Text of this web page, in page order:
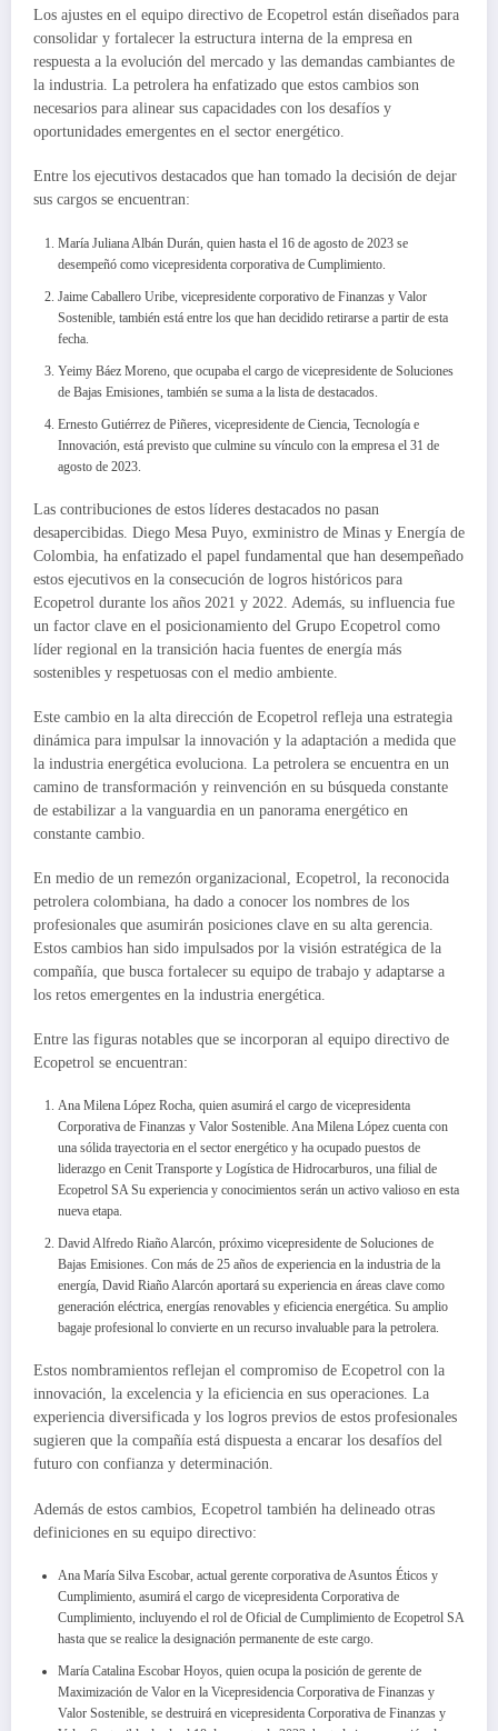
Los ajustes en el equipo directivo de Ecopetrol están diseñados para
consolidar y fortalecer la estructura interna de la empresa en
respuesta a la evolución del mercado y las demandas cambiantes de
la industria. La petrolera ha enfatizado que estos cambios son
necesarios para alinear sus capacidades con los desafíos y
oportunidades emergentes en el sector energético.
Entre los ejecutivos destacados que han tomado la decisión de dejar
sus cargos se encuentran:
María Juliana Albán Durán, quien hasta el 16 de agosto de 2023 se
desempeñó como vicepresidenta corporativa de Cumplimiento.
Jaime Caballero Uribe, vicepresidente corporativo de Finanzas y Valor
Sostenible, también está entre los que han decidido retirarse a partir de esta
fecha.
Yeimy Báez Moreno, que ocupaba el cargo de vicepresidente de Soluciones
de Bajas Emisiones, también se suma a la lista de destacados.
Ernesto Gutiérrez de Piñeres, vicepresidente de Ciencia, Tecnología e
Innovación, está previsto que culmine su vínculo con la empresa el 31 de
agosto de 2023.
Las contribuciones de estos líderes destacados no pasan
desapercibidas. Diego Mesa Puyo, exministro de Minas y Energía de
Colombia, ha enfatizado el papel fundamental que han desempeñado
estos ejecutivos en la consecución de logros históricos para
Ecopetrol durante los años 2021 y 2022. Además, su influencia fue
un factor clave en el posicionamiento del Grupo Ecopetrol como
líder regional en la transición hacia fuentes de energía más
sostenibles y respetuosas con el medio ambiente.
Este cambio en la alta dirección de Ecopetrol refleja una estrategia
dinámica para impulsar la innovación y la adaptación a medida que
la industria energética evoluciona. La petrolera se encuentra en un
camino de transformación y reinvención en su búsqueda constante
de estabilizar a la vanguardia en un panorama energético en
constante cambio.
En medio de un remezón organizacional, Ecopetrol, la reconocida
petrolera colombiana, ha dado a conocer los nombres de los
profesionales que asumirán posiciones clave en su alta gerencia.
Estos cambios han sido impulsados ​​por la visión estratégica de la
compañía, que busca fortalecer su equipo de trabajo y adaptarse a
los retos emergentes en la industria energética.
Entre las figuras notables que se incorporan al equipo directivo de
Ecopetrol se encuentran:
Ana Milena López Rocha, quien asumirá el cargo de vicepresidenta
Corporativa de Finanzas y Valor Sostenible. Ana Milena López cuenta con
una sólida trayectoria en el sector energético y ha ocupado puestos de
liderazgo en Cenit Transporte y Logística de Hidrocarburos, una filial de
Ecopetrol SA Su experiencia y conocimientos serán un activo valioso en esta
nueva etapa.
David Alfredo Riaño Alarcón, próximo vicepresidente de Soluciones de
Bajas Emisiones. Con más de 25 años de experiencia en la industria de la
energía, David Riaño Alarcón aportará su experiencia en áreas clave como
generación eléctrica, energías renovables y eficiencia energética. Su amplio
bagaje profesional lo convierte en un recurso invaluable para la petrolera.
Estos nombramientos reflejan el compromiso de Ecopetrol con la
innovación, la excelencia y la eficiencia en sus operaciones. La
experiencia diversificada y los logros previos de estos profesionales
sugieren que la compañía está dispuesta a encarar los desafíos del
futuro con confianza y determinación.
Además de estos cambios, Ecopetrol también ha delineado otras
definiciones en su equipo directivo:
Ana María Silva Escobar, actual gerente corporativa de Asuntos Éticos y
Cumplimiento, asumirá el cargo de vicepresidenta Corporativa de
Cumplimiento, incluyendo el rol de Oficial de Cumplimiento de Ecopetrol SA
hasta que se realice la designación permanente de este cargo.
María Catalina Escobar Hoyos, quien ocupa la posición de gerente de
Maximización de Valor en la Vicepresidencia Corporativa de Finanzas y
Valor Sostenible, se destruirá en vicepresidenta Corporativa de Finanzas y